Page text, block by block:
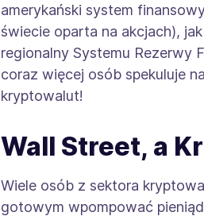
amerykański system
świecie oparta na akcjach),
regionalny Systemu Rezerwy
coraz więcej osób spekuluje
kryptowalut!
Wall Street, a
Wiele osób z sektora
gotowym wpompować